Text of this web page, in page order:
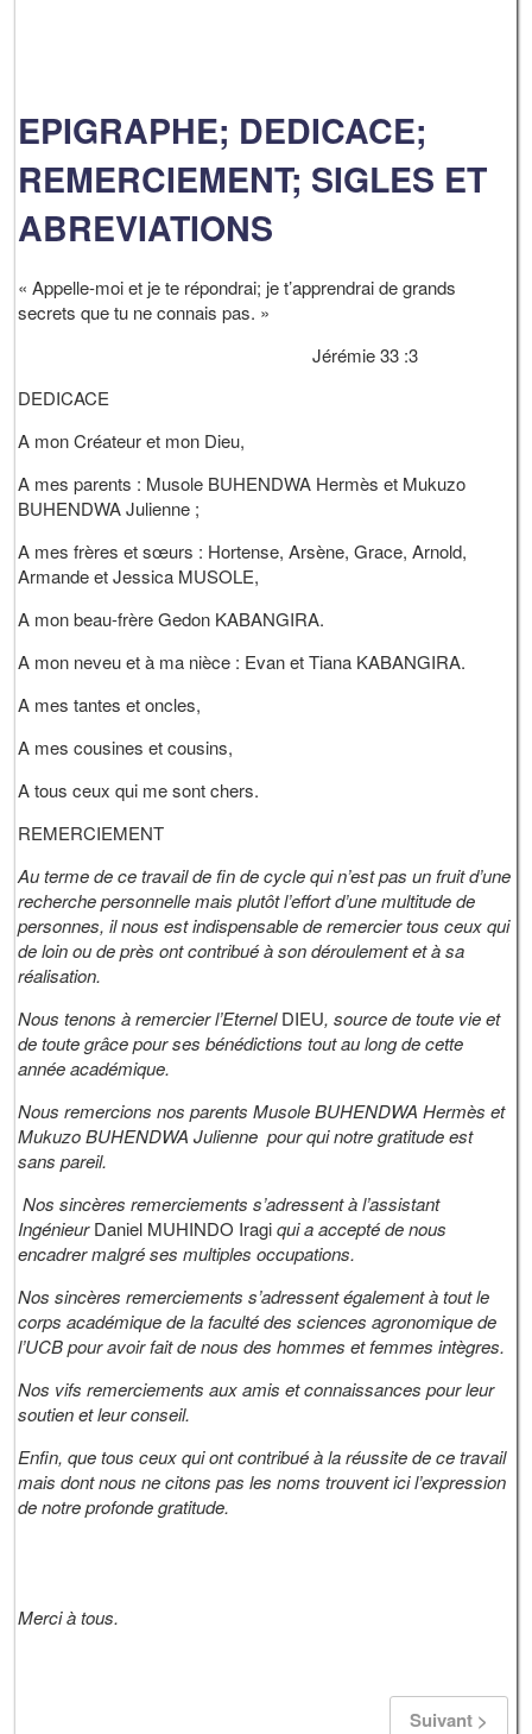
EPIGRAPHE; DEDICACE;
REMERCIEMENT; SIGLES ET
ABREVIATIONS
« Appelle-moi et je te répondrai; je t’apprendrai de grands
secrets que tu ne connais pas. »
Jérémie 33 :3
DEDICACE
A mon Créateur et mon Dieu,
A mes parents : Musole BUHENDWA Hermès et Mukuzo
BUHENDWA Julienne ;
A mes frères et sœurs : Hortense, Arsène, Grace, Arnold,
Armande et Jessica MUSOLE,
A mon beau-frère Gedon KABANGIRA.
A mon neveu et à ma nièce : Evan et Tiana KABANGIRA.
A mes tantes et oncles,
A mes cousines et cousins,
A tous ceux qui me sont chers.
REMERCIEMENT
Au terme de ce travail de fin de cycle qui n’est pas un fruit d’une
recherche personnelle mais plutôt l’effort d’une multitude de
personnes, il nous est indispensable de remercier tous ceux qui
de loin ou de près ont contribué à son déroulement et à sa
réalisation.
Nous tenons à remercier l’EternelDIEU, source de toute vie et
de toute grâce pour ses bénédictions tout au long de cette
année académique.
Nous remercions nos parents Musole BUHENDWA Hermès et
Mukuzo BUHENDWA Julienne pour qui notre gratitude est
sans pareil.
Nos sincères remerciements s’adressent à l’assistant
IngénieurDaniel MUHINDO Iragiqui a accepté de nous
encadrer malgré ses multiples occupations.
Nos sincères remerciements s’adressent également à tout le
corps académique de la faculté des sciences agronomique de
l’UCB pour avoir fait de nous des hommes et femmes intègres.
Nos vifs remerciements aux amis et connaissances pour leur
soutien et leur conseil.
Enfin, que tous ceux qui ont contribué à la réussite de ce travail
mais dont nous ne citons pas les noms trouvent ici l’expression
de notre profonde gratitude.
Merci à tous.
Suivant >